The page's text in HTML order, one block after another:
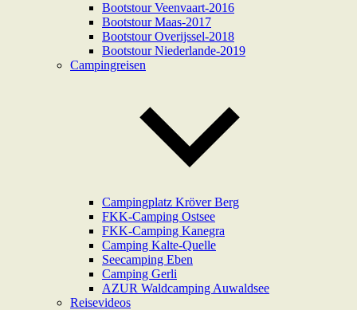
Bootstour Veenvaart-2016
Bootstour Maas-2017
Bootstour Overijssel-2018
Bootstour Niederlande-2019
Campingreisen
Campingplatz Kröver Berg
FKK-Camping Ostsee
FKK-Camping Kanegra
Camping Kalte-Quelle
Seecamping Eben
Camping Gerli
AZUR Waldcamping Auwaldsee
Reisevideos